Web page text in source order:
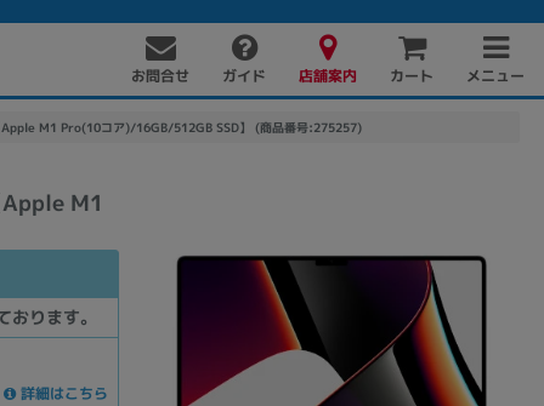
お問合せ ガイド 店舗案内 カート メニュー
M1 Pro(10コア)/16GB/512GB SSD】 (商品番号:275257)
M1
ります。
詳細はこちら